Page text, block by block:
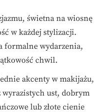
świetna na wiosnę
w każdej stylizacji.
formalne wydarzenia,
chwil.
akcenty w makijażu,
wyrazistych ust, dobrym
lub złote cienie